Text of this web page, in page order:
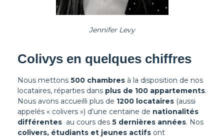
Jennifer Levy
Colivys en quelques chiffres
Nous mettons 500 chambres à la disposition de nos
locataires, réparties dans plus de 100 appartements.
Nous avons accueilli plus de 1200 locataires (aussi
appelés « colivers ») d’une centaine de nationalités
différentes au cours des 5 dernières années. Nos
colivers, étudiants et jeunes actifs ont